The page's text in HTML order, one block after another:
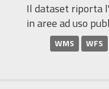
Il dataset riporta
in aree ad uso
WMS WFS